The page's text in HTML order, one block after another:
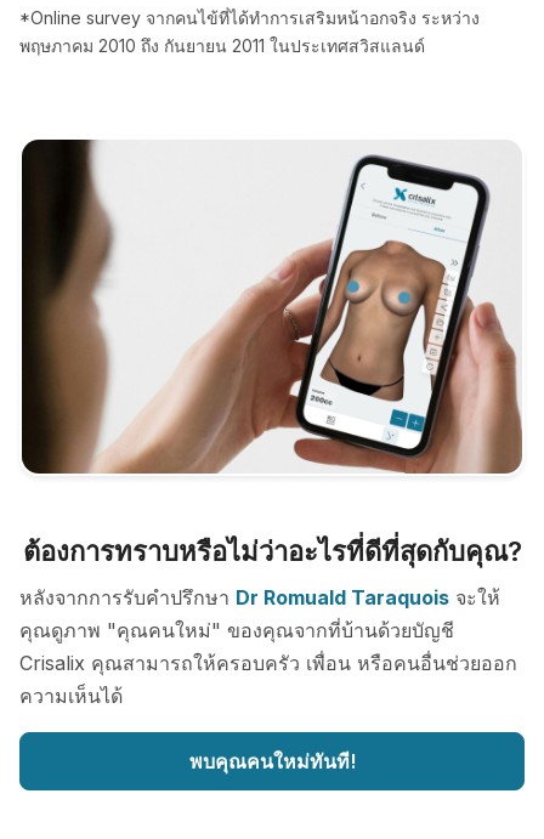
*Online survey จากคนไข้ที่ได้ทำการเสริมหน้าอกจริง ระหว่าง
พฤษภาคม 2010 ถึง กันยายน 2011 ในประเทศสวิสแลนด์
ต้องการทราบหรือไม่ว่าอะไรที่ดีที่สุดกับคุณ?
หลังจากการรับคำปรึกษา Dr Romuald Taraquois จะให้
คุณดูภาพ "คุณคนใหม่" ของคุณจากที่บ้านด้วยบัญชี
Crisalix คุณสามารถให้ครอบครัว เพื่อน หรือคนอื่นช่วยออก
ความเห็นได้
พบคุณคนใหม่ทันที!